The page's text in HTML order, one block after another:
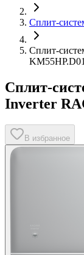
Сплит-
Сплит-
KM55HP.D01
Сплит-
Inverter
В избранное